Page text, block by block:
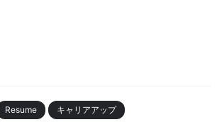
Resume キャリアアップ